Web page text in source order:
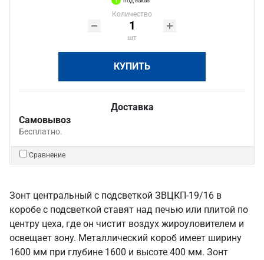
Количество
шт
КУПИТЬ
Доставка
Самовывоз
Бесплатно.
Сравнение
Зонт центральный с подсветкой ЗВЦКП-19/16 в
коробе с подсветкой ставят над печью или плитой по
центру цеха, где он чистит воздух жироуловителем и
освещает зону. Металлический короб имеет ширину
1600 мм при глубине 1600 и высоте 400 мм. Зонт